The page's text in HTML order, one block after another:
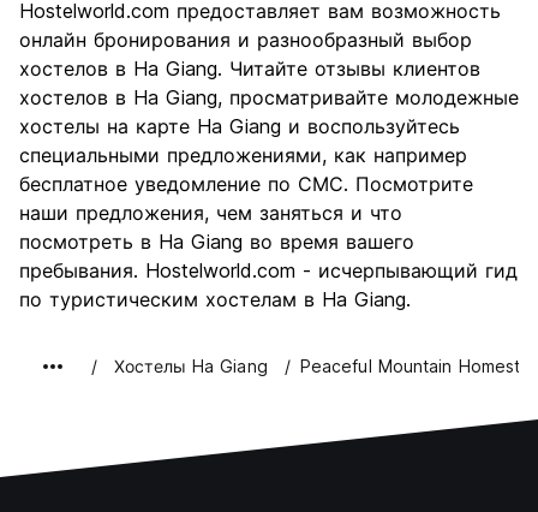
Hostelworld.com предоставляет вам возможность
онлайн бронирования и разнообразный выбор
хостелов в Ha Giang. Читайте отзывы клиентов
хостелов в Ha Giang, просматривайте молодежные
хостелы на карте Ha Giang и воспользуйтесь
специальными предложениями, как например
бесплатное уведомление по СМС. Посмотрите
наши предложения, чем заняться и что
посмотреть в Ha Giang во время вашего
пребывания. Hostelworld.com - исчерпывающий гид
по туристическим хостелам в Ha Giang.
Хостелы Ha Giang Peaceful Mountain